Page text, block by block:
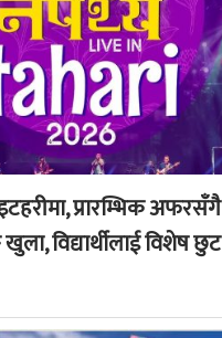
प्रारम्भिक अफरसँगै
विद्यार्थीलाई विशेष छुट